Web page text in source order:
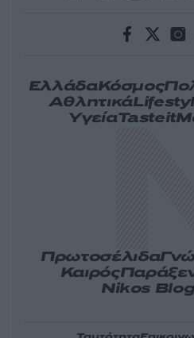
ΕλλάδαΚόσμος
Αθλητικά
ΥγείαTasteit
Πρωτοσέλιδα
Καιρός
Nikos